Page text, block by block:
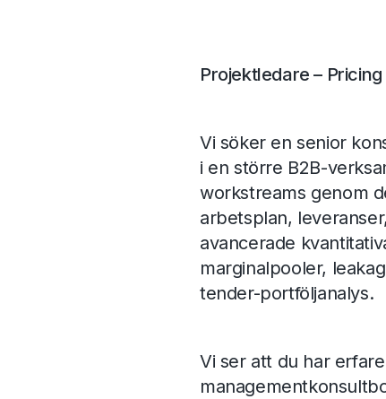
Projektledare –
Vi söker en senior
i en större B2B-
workstreams genom
arbetsplan,
avancerade
marginalpooler,
tender-portföljanalys.
Vi ser att du har